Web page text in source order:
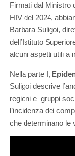
Firmati dal Ministro
HIV del 2024,
Barbara Suligoi,
dell’Istituto
alcuni aspetti utili a
Nella parte I,
Suligoi descrive
regioni e gruppi
l’incidenza dei
che determinano le